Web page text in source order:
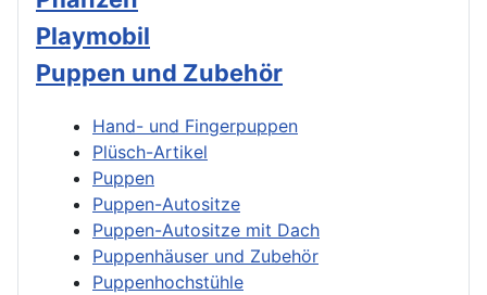
Playmobil
Puppen und Zubehör
Hand- und Fingerpuppen
Plüsch-Artikel
Puppen
Puppen-Autositze
Puppen-Autositze mit Dach
Puppenhäuser und Zubehör
Puppenhochstühle